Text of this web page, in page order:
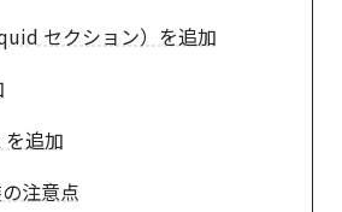
セクション）を追加
追加
注意点